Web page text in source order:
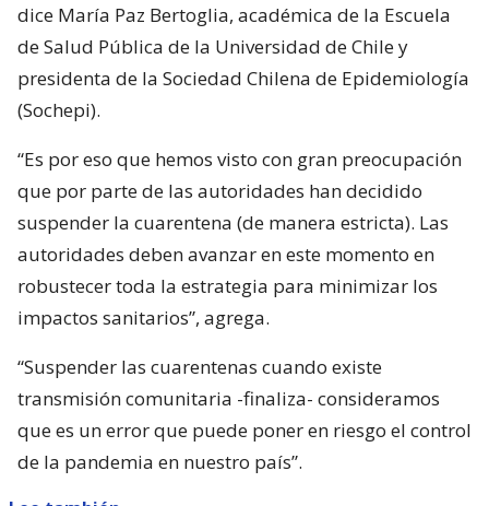
dice María Paz Bertoglia, académica de la Escuela
de Salud Pública de la Universidad de Chile y
presidenta de la Sociedad Chilena de Epidemiología
(Sochepi).
“Es por eso que hemos visto con gran preocupación
que por parte de las autoridades han decidido
suspender la cuarentena (de manera estricta). Las
autoridades deben avanzar en este momento en
robustecer toda la estrategia para minimizar los
impactos sanitarios”, agrega.
“Suspender las cuarentenas cuando existe
transmisión comunitaria -finaliza- consideramos
que es un error que puede poner en riesgo el control
de la pandemia en nuestro país”.